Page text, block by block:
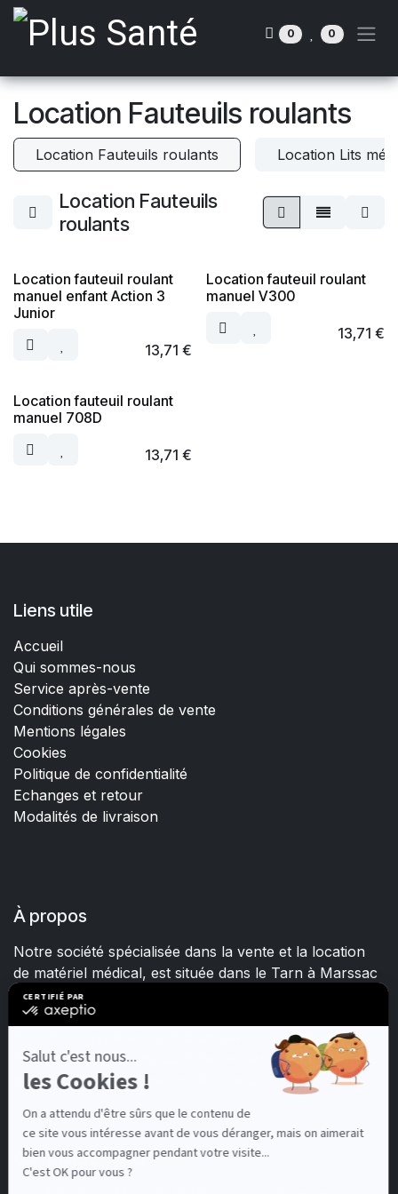
Se rendre au contenu
0 0
Location Fauteuils roulants
Location Fauteuils roulants Location Lits
Location Fauteuils
roulants
Location fauteuil roulant
manuel enfant Action 3
Junior
13,71 €
Location fauteuil roulant
manuel V300
13,71 €
Location fauteuil roulant
manuel 708D
13,71 €
Liens utile
Accueil
Qui sommes-nous
Service après-vente
Conditions générales de vente
Mentions légales
Cookies
Politique de confidentialité
Echanges et retour
Modalités de livraison
À propos
Notre société spécialisée dans la vente et la location
de matériel médical, est située dans le Tarn à Marssac
sur Tarn.
Fort d'une expérience et d'un savoir-faire de plus de
15 ans, nous mettons quotidiennement tout en œuvre
pour satisfaire les besoins de chacun.
Contactez-nous